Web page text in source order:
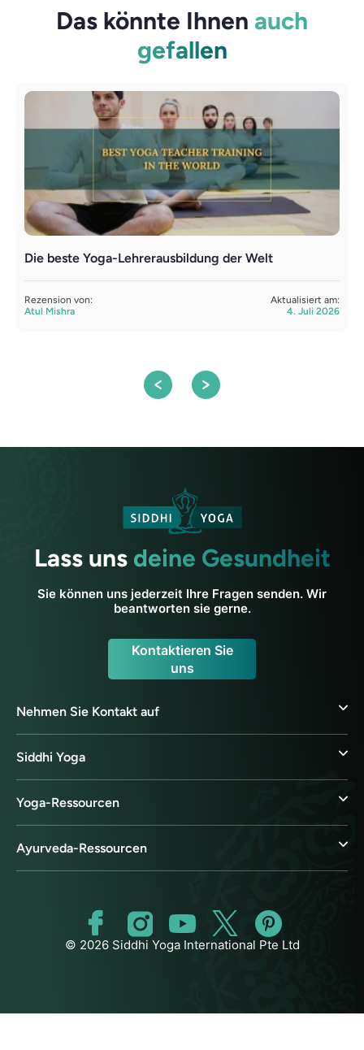
Das könnte Ihnen auch
gefallen
Die beste Yoga-Lehrerausbildung der Welt
Rezension von:
Atul Mishra
Aktualisiert am:
4. Juli 2026
Lass uns deine Gesundheit
Sie können uns jederzeit Ihre Fragen senden. Wir
beantworten sie gerne.
Kontaktieren Sie
uns
Nehmen Sie Kontakt auf
Siddhi Yoga
Yoga-Ressourcen
Ayurveda-Ressourcen
© 2026 Siddhi Yoga International Pte Ltd